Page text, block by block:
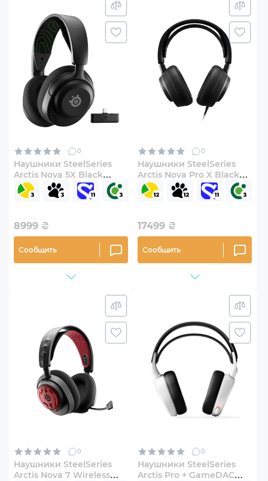
0
Наушники SteelSeries
Arctis Nova 5X Black
(SS61676)
8999 ₴
Сообщить
0
Наушники SteelSeries
Arctis Nova Pro X Black
(SS61528)
17499 ₴
Сообщить
0
Наушники SteelSeries
Arctis Nova 7 Wireless
0
Наушники SteelSeries
Arctis Pro + GameDAC